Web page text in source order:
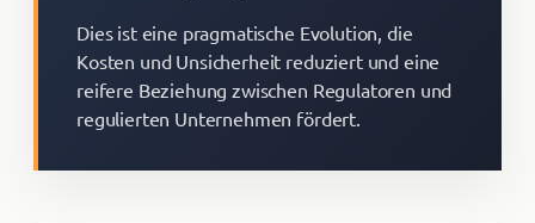
Dies ist eine pragmatische Evolution, die
Kosten und Unsicherheit reduziert und eine
reifere Beziehung zwischen Regulatoren und
regulierten Unternehmen fördert.